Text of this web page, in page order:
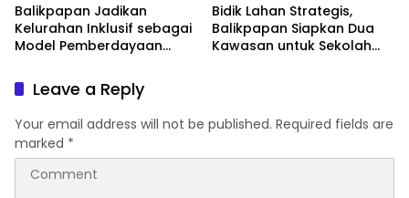
Balikpapan Jadikan
Kelurahan Inklusif sebagai
Model Pemberdayaan
Bidik Lahan Strategis,
Balikpapan Siapkan Dua
Kawasan untuk Sekolah
Leave a Reply
Your email address will not be published. Required fields are
marked *